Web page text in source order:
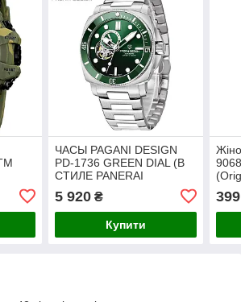
ЧАСЫ PAGANI DESIGN
PD-1736 GREEN DIAL (В
СТИЛЕ PANERAI
LUMINOR) SEIKO NH39A
43MM 20ATM(WR200M)
5 920₴
Купити
399